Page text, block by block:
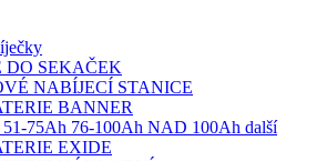
DO SEKAČEK
NABÍJECÍ STANICE
BANNER
51-75Ah 76-100Ah NAD 100Ah další
EXIDE